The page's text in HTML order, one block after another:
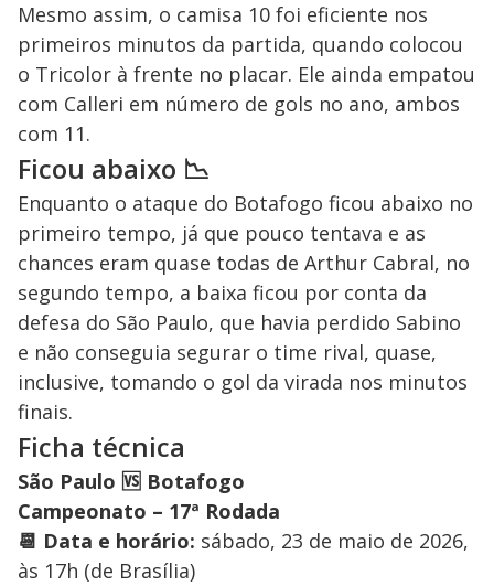
Mesmo assim, o camisa 10 foi eficiente nos
primeiros minutos da partida, quando colocou
o Tricolor à frente no placar. Ele ainda empatou
com Calleri em número de gols no ano, ambos
com 11.
Ficou abaixo 📉
Enquanto o ataque do Botafogo ficou abaixo no
primeiro tempo, já que pouco tentava e as
chances eram quase todas de Arthur Cabral, no
segundo tempo, a baixa ficou por conta da
defesa do São Paulo, que havia perdido Sabino
e não conseguia segurar o time rival, quase,
inclusive, tomando o gol da virada nos minutos
finais.
Ficha técnica
São Paulo 🆚 Botafogo
Campeonato – 17ª Rodada
📆 Data e horário: sábado, 23 de maio de 2026,
às 17h (de Brasília)